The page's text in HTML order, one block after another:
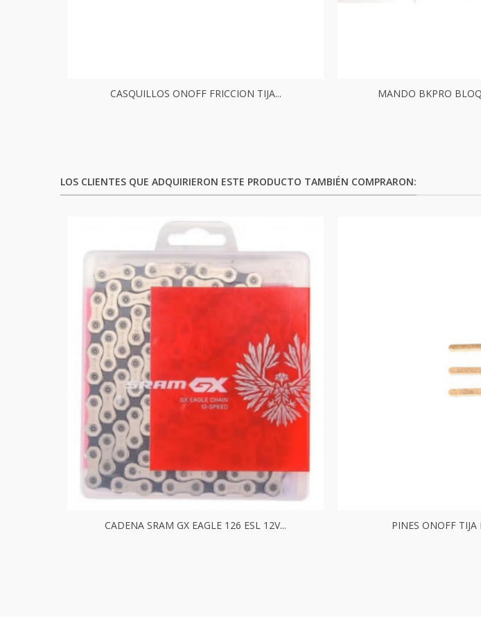
CASQUILLOS ONOFF FRICCION TIJA... MANDO BKPRO
LOS CLIENTES QUE ADQUIRIERON ESTE PRODUCTO TAMBIÉN COMPRARON:
CADENA SRAM GX EAGLE 126 ESL 12V... PINES ONOFF TIJA